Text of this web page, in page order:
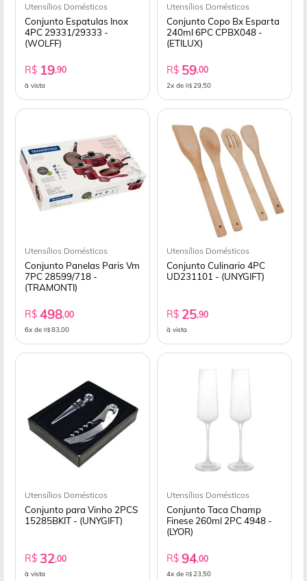
Utensílios Domésticos
Conjunto Espatulas Inox
4PC 29331/29333 -
(WOLFF)
R$ 19,90
à vista
Utensílios Domésticos
Conjunto Copo Bx Esparta
240ml 6PC CPBX048 -
(ETILUX)
R$ 59,00
2x de R$ 29,50
Utensílios Domésticos
Conjunto Panelas Paris Vm
7PC 28599/718 -
(TRAMONTI)
R$ 498,00
6x de R$ 83,00
Utensílios Domésticos
Conjunto Culinario 4PC
UD231101 - (UNYGIFT)
R$ 25,90
à vista
Utensílios Domésticos
Conjunto para Vinho 2PCS
15285BKIT - (UNYGIFT)
R$ 32,00
à vista
Utensílios Domésticos
Conjunto Taca Champ
Finese 260ml 2PC 4948 -
(LYOR)
R$ 94,00
4x de R$ 23,50